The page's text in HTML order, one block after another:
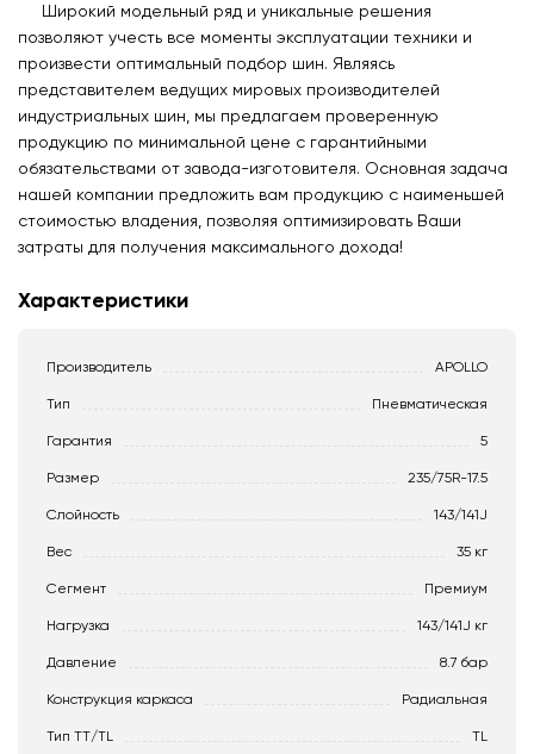
Широкий модельный ряд и уникальные решения
позволяют учесть все моменты эксплуатации техники и
произвести оптимальный подбор шин. Являясь
представителем ведущих мировых производителей
индустриальных шин, мы предлагаем проверенную
продукцию по минимальной цене с гарантийными
обязательствами от завода-изготовителя. Основная задача
нашей компании предложить вам продукцию с наименьшей
стоимостью владения, позволяя оптимизировать Ваши
затраты для получения максимального дохода!
Характеристики
Производитель APOLLO
Тип Пневматическая
Гарантия 5
Размер 235/75R-17.5
Слойность 143/141J
Вес 35 кг
Сегмент Премиум
Нагрузка 143/141J кг
Давление 8.7 бар
Конструкция каркаса Радиальная
Тип TT/TL TL